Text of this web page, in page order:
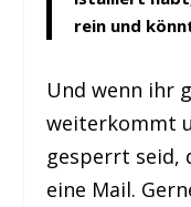
rein und
Und wenn ihr
weiterkommt
gesperrt seid,
eine Mail.